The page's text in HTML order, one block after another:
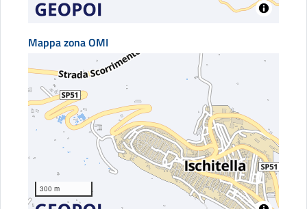
Mappa zona OMI
300 m